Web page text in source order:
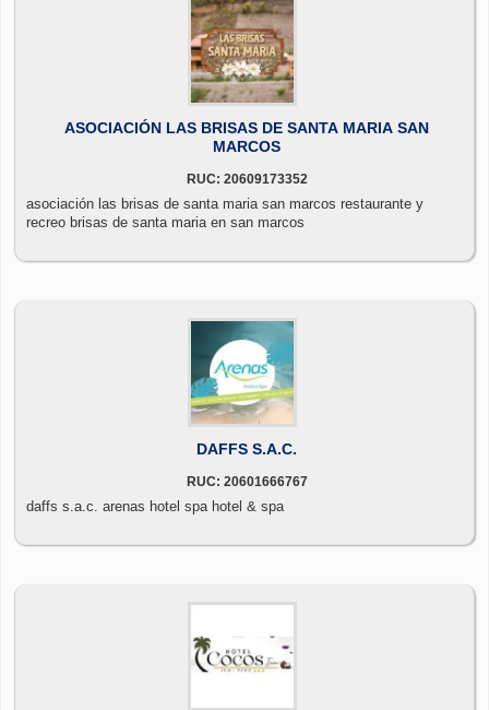
ASOCIACIÓN LAS BRISAS DE SANTA MARIA SAN
MARCOS
RUC: 20609173352
asociación las brisas de santa maria san marcos restaurante y
recreo brisas de santa maria en san marcos
DAFFS S.A.C.
RUC: 20601666767
daffs s.a.c. arenas hotel spa hotel & spa